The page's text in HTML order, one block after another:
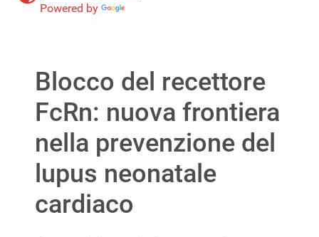
Powered by
Blocco del recettore
FcRn: nuova frontiera
nella prevenzione del
lupus neonatale
cardiaco